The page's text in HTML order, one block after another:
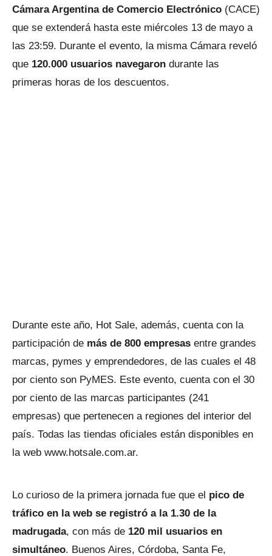
Cámara Argentina de Comercio Electrónico (CACE)
que se extenderá hasta este miércoles 13 de mayo a
las 23:59. Durante el evento, la misma Cámara reveló
que 120.000 usuarios navegaron durante las
primeras horas de los descuentos.
Durante este año, Hot Sale, además, cuenta con la
participación de más de 800 empresas entre grandes
marcas, pymes y emprendedores, de las cuales el 48
por ciento son PyMES. Este evento, cuenta con el 30
por ciento de las marcas participantes (241
empresas) que pertenecen a regiones del interior del
país. Todas las tiendas oficiales están disponibles en
la web www.hotsale.com.ar.
Lo curioso de la primera jornada fue que el pico de
tráfico en la web se registró a la 1.30 de la
madrugada, con más de 120 mil usuarios en
simultáneo. Buenos Aires, Córdoba, Santa Fe,